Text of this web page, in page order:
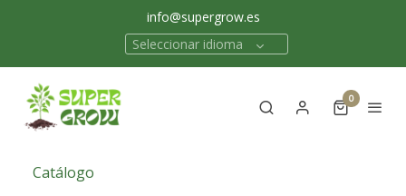
info@supergrow.es
Seleccionar idioma
0
Catálogo